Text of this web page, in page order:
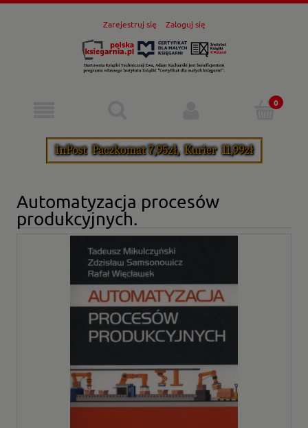
Zarejestruj się Zaloguj się
Automatyzacja procesów
produkcyjnych.